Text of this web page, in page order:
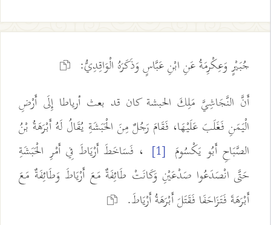
جُبَيْرٍ وَعِكْرِمَةُ عَنِ ابْنِ عَبَّاسٍ وَذَكَرَهُ الْوَاقِدِيُّ:
أَنَّ النَّجَاشِيَّ مَلِكَ الحبشة كان قد بعث أرياطا إِلَى أَرْضِ
الْيَمَنِ فَغَلَبَ عَلَيْهَا، فَقَامَ رَجُلٌ مِنَ الْحَبَشَةِ يُقَالُ لَهُ أَبْرَهَةُ بْنُ
الصَّبَاحِ أَبُو يَكْسُومَ [1]
، فَسَاخَطَ أَرْيَاطَ فِي أَمْرِ الْحَبَشَةِ
حَتَّى انْصَدَعُوا صَدْعَيْنِ وَكَانَتْ طَائِفَةٌ مَعَ أَرْيَاطَ وَطَائِفَةٌ مَعَ
أَبْرَهَةَ فَتَزَاحَفَا فَقَتَلَ أَبْرَهَةُ أَرْيَاطَ.